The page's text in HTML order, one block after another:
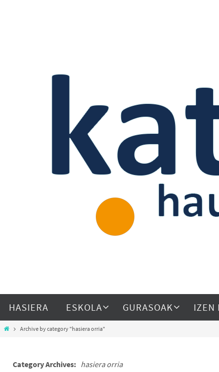
HASIERA ESKOLA GURASOAK IZEN
Archive by category "hasiera orria"
Category Archives: hasiera orria